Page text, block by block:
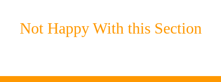
Not Happy With this Section